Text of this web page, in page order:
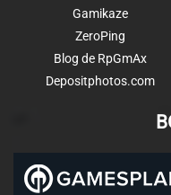
Gamikaze
ZeroPing
Blog de RpGmAx
Depositphotos.com